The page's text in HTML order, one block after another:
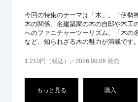
今回の特集のテーマは「木」。「伊勢
木の関係、名建築家の木の自邸や木工
へのファニチャーツーリズム、「木の
など、知られざる木の魅力が満載です。
1,210円（税込）／2026.08.06 発売
もっと見る 購入